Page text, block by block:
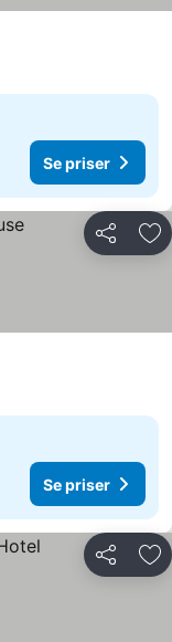
Se priser
Del
Se priser
Del